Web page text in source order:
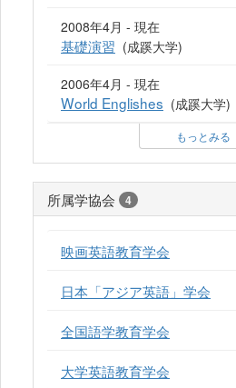
2008年4月 - 現在
基礎演習 (成蹊大学)
2006年4月 - 現在
World Englishes (成蹊大学)
もっとみる
所属学協会 4
映画英語教育学会
日本「アジア英語」学会
全国語学教育学会
大学英語教育学会